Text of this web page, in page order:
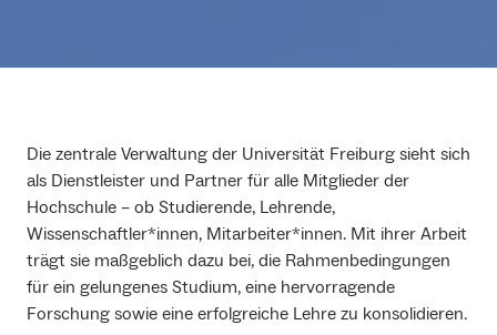
Die zentrale Verwaltung der Universität Freiburg sieht sich
als Dienstleister und Partner für alle Mitglieder der
Hochschule – ob Studierende, Lehrende,
Wissenschaftler*innen, Mitarbeiter*innen. Mit ihrer Arbeit
trägt sie maßgeblich dazu bei, die Rahmenbedingungen
für ein gelungenes Studium, eine hervorragende
Forschung sowie eine erfolgreiche Lehre zu konsolidieren.